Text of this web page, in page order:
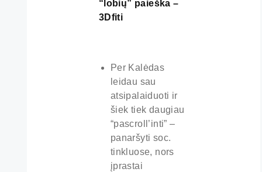
“lobių” paieška –
3Dfiti
Per Kalėdas
leidau sau
atsipalaiduoti ir
šiek tiek daugiau
“pascroll’inti” –
panaršyti soc.
tinkluose, nors
įprastai